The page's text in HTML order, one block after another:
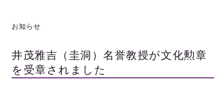
お知らせ
井茂雅吉（圭洞）名誉教授が文化勲章
を受章されました